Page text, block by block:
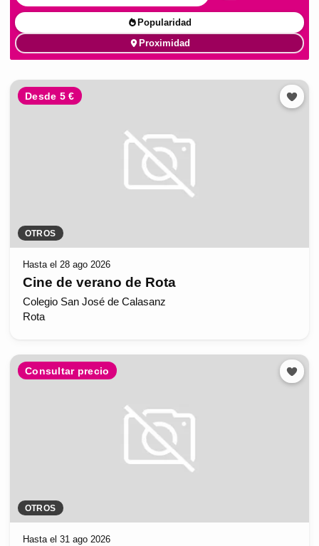
Popularidad
Proximidad
Desde 5 €
OTROS
Hasta el 28 ago 2026
Cine de verano de Rota
Colegio San José de Calasanz
Rota
Consultar precio
OTROS
Hasta el 31 ago 2026